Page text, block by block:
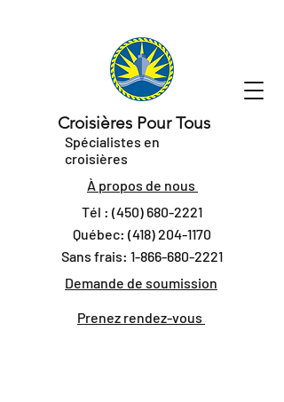
Croisières Pour Tous
Spécialistes en
croisières
À propos de nous
Tél : (450) 680-2221
Québec: (418) 204-1170
Sans frais: 1-866-680-2221
Demande de soumission
Prenez rendez-vous